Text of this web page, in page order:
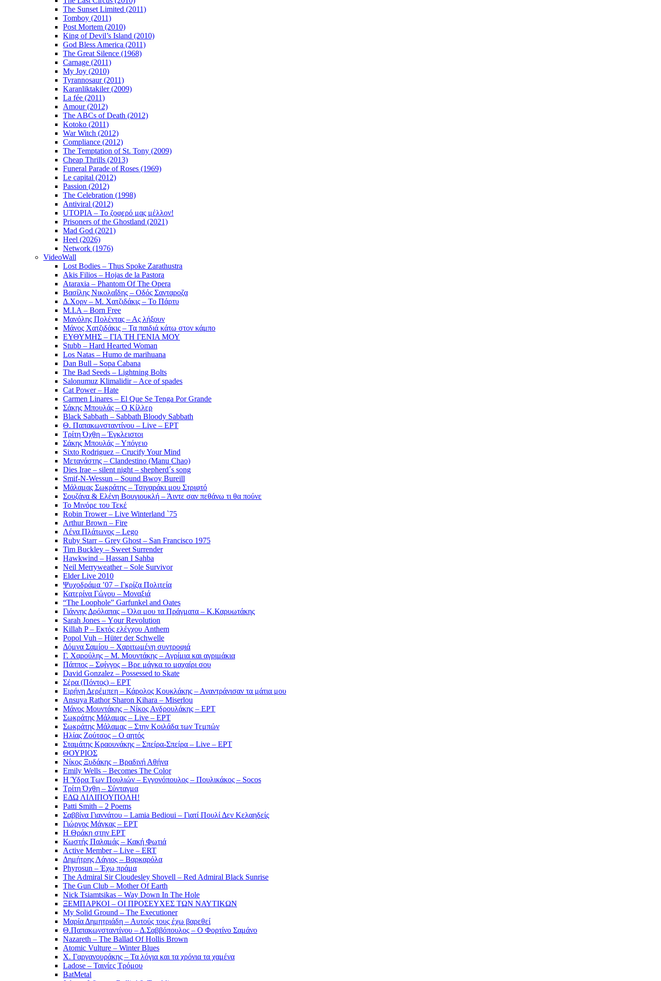
The Sunset Limited (2011)
Tomboy (2011)
Post Mortem (2010)
King of Devil’s Island (2010)
God Bless America (2011)
The Great Silence (1968)
Carnage (2011)
My Joy (2010)
Tyrannosaur (2011)
Karanliktakiler (2009)
La fée (2011)
Amour (2012)
The ABCs of Death (2012)
Kotoko (2011)
War Witch (2012)
Compliance (2012)
The Temptation of St. Tony (2009)
Cheap Thrills (2013)
Funeral Parade of Roses (1969)
Le capital (2012)
Passion (2012)
The Celebration (1998)
Antiviral (2012)
UTOPIA – Το ζοφερό μας μέλλον!
Prisoners of the Ghostland (2021)
Mad God (2021)
Heel (2026)
Network (1976)
VideoWall
Lost Bodies – Thus Spoke Zarathustra
Akis Filios – Hojas de la Pastora
Ataraxia – Phantom Of The Opera
Βασίλης Νικολαΐδης – Οδός Σανταροζα
Δ.Χορν – Μ. Χατζιδάκις – Το Πάρτυ
M.I.A – Born Free
Μανόλης Πολέντας – Ας λήξουν
Μάνος Χατζιδάκις – Τα παιδιά κάτω στον κάμπο
ΕΥΘΥΜΗΣ – ΓΙΑ ΤΗ ΓΕΝΙΑ ΜΟΥ
Stubb – Hard Hearted Woman
Los Natas – Humo de marihuana
Dan Bull – Sopa Cabana
The Bad Seeds – Lightning Bolts
Salonumuz Klimalidir – Ace of spades
Cat Power – Hate
Carmen Linares – El Que Se Tenga Por Grande
Σάκης Μπουλάς – Ο Κίλλερ
Black Sabbath – Sabbath Bloody Sabbath
Θ. Παπακωνσταντίνου – Live – ΕΡΤ
Τρίτη Όχθη – Έγκλειστοι
Σάκης Μπουλάς – Υπόγειο
Sixto Rodriguez – Crucify Your Mind
Μετανάστης – Clandestino (Manu Chao)
Dies Irae – silent night – shepherd´s song
Smif-N-Wessun – Sound Bwoy Bureill
Mάλαμας Σωκράτης – Τσιγαράκι μου Στριφτό
Σουζάνα & Ελένη Βουγιουκλή – Άιντε σαν πεθάνω τι θα πούνε
Το Μινόρε του Τεκέ
Robin Trower – Live Winterland `75
Arthur Brown – Fire
Λένα Πλάτωνος – Lego
Ruby Starr – Grey Ghost – San Francisco 1975
Tim Buckley – Sweet Surrender
Hawkwind – Hassan I Sahba
Neil Merryweather – Sole Survivor
Elder Live 2010
Ψυχοδράμα ’07 – Γκρίζα Πολιτεία
Κατερίνα Γώγου – Μοναξιά
“The Loophole” Garfunkel and Oates
Γιάννης Δρόλαπας – Όλα μου τα Πράγματα – Κ.Καρυωτάκης
Sarah Jones – Υour Revolution
Killah P – Εκτός ελέγχου Anthem
Popol Vuh – Hüter der Schwelle
Δόμνα Σαμίου – Χαριτωμένη συντροφιά
Γ. Χαρούλης – Μ. Μουντάκης – Αγρίμια και αγριμάκια
Πάππος – Σφίγγος – Βρε μάγκα το μαχαίρι σου
David Gonzalez – Possessed to Skate
Σέρα (Πόντος) – ΕΡΤ
Ειρήνη Δερέμπεη – Κάρολος Κουκλάκης – Αναντράνισαν τα μάτια μου
Ansuya Rathor Sharon Kihara – Miserlou
Μάνος Μουντάκης – Νίκος Ανδρουλάκης – ΕΡΤ
Σωκράτης Μάλαμας – Live – ΕΡΤ
Σωκράτης Μάλαμας – Στην Κοιλάδα των Τεμπών
Ηλίας Ζούτσος – Ο αητός
Σταμάτης Κραουνάκης – Σπείρα-Σπείρα – Live – ΕΡΤ
ΘΟΥΡΙΟΣ
Νίκος Ξυδάκης – Βραδινή Αθήνα
Emily Wells – Becomes The Color
Η Ύδρα Των Πουλιών – Εγγονόπουλος – Πουλικάκος – Socos
Τρίτη Όχθη – Σύνταγμα
ΕΔΩ ΛΙΛΙΠΟΥΠΟΛΗ!
Patti Smith – 2 Poems
Σαββίνα Γιαννάτου – Lamia Bedioui – Γιατί Πουλί Δεν Κελαηδείς
Γιώργος Μάγκας – ΕΡΤ
Η Θράκη στην ΕΡΤ
Κωστής Παλαμάς – Κακή Φωτιά
Active Member – Live – ERT
Δημήτρης Λάγιος – Βαρκαρόλα
Phyrosun – Έχω πράμα
The Admiral Sir Cloudesley Shovell – Red Admiral Black Sunrise
The Gun Club – Mother Of Earth
Nick Tsiamtsikas – Way Down In The Hole
ΞΕΜΠΑΡΚΟΙ – ΟΙ ΠΡΟΣΕΥΧΕΣ ΤΩΝ ΝΑΥΤΙΚΩΝ
My Solid Ground – The Executioner
Μαρία Δημητριάδη – Αυτούς τους έχω βαρεθεί
Θ.Παπακωνσταντίνου – Δ.Σαββόπουλος – Ο Φορτίνο Σαμάνο
Nazareth – The Ballad Of Hollis Brown
Atomic Vulture – Winter Blues
Χ. Γαργανουράκης – Τα λόγια και τα χρόνια τα χαμένα
Ladose – Ταινίες Τρόμου
BatMetal